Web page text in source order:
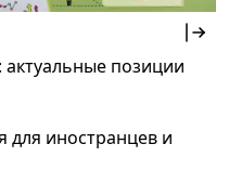
позиции
иностранцев и